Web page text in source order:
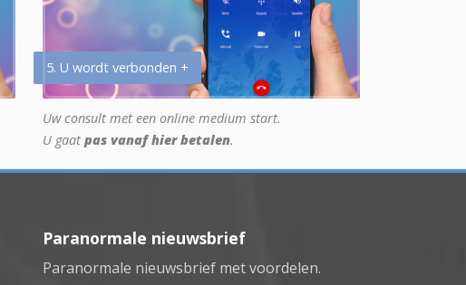
5. U wordt verbonden +
Uw consult met een online medium start.
U gaat pas vanaf hier betalen.
Paranormale nieuwsbrief
Paranormale nieuwsbrief met voordelen.